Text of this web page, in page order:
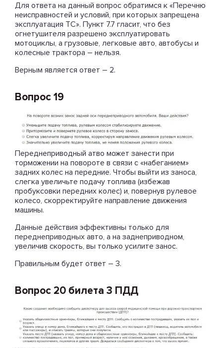
Для ответа на данный вопрос обратимся к «Перечню
неисправностей и условий, при которых запрещена
эксплуатация ТС». Пункт 7.7 гласит, что без
огнетушителя разрешено эксплуатировать
мотоциклы, а грузовые, легковые авто, автобусы и
колесные трактора – нельзя.
Верным является ответ – 2.
Вопрос 19
Переднеприводный атво может занести при
торможении на повороте в связи с «набеганием»
задних колес на передние. Чтобы выйти из заноса,
слегка увеличьте подачу топлива (избежав
пробуксовки передних колес) и, повернув рулевое
колесо, скорректируйте направление движения
машины.
Данные действия эффективны только для
переднеприводных авто, а на заднеприводном,
увеличив скорость, вы только усилите занос.
Правильным будет ответ – 3.
Вопрос 20 билета 3 ПДД